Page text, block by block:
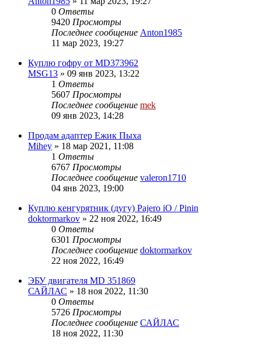
0 Ответы
9420 Просмотры
Последнее сообщение Anton1985
11 мар 2023, 19:27
Куплю гофру от MD373962
MSG13 » 09 янв 2023, 13:22
1 Ответы
5607 Просмотры
Последнее сообщение mek
09 янв 2023, 14:28
Продам адаптер Ежик Пыха
Mihey » 18 мар 2021, 11:08
1 Ответы
6767 Просмотры
Последнее сообщение valeron1710
04 янв 2023, 19:00
Куплю кенгурятник (дугу) Pajero iO / Pinin
doktormarkov » 22 ноя 2022, 16:49
0 Ответы
6301 Просмотры
Последнее сообщение doktormarkov
22 ноя 2022, 16:49
ЭБУ двигателя MD 351869
САЙЛАС » 18 ноя 2022, 11:30
0 Ответы
5726 Просмотры
Последнее сообщение САЙЛАС
18 ноя 2022, 11:30